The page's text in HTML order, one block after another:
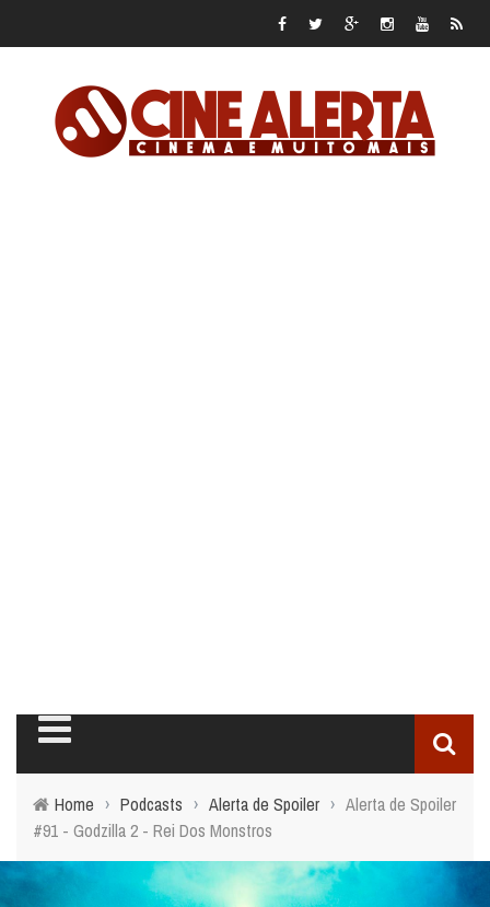
Home › Podcasts › Alerta de Spoiler › Alerta de Spoiler
#91 - Godzilla 2 - Rei Dos Monstros